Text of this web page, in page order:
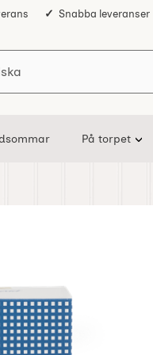
Snabba leveranser
På torpet